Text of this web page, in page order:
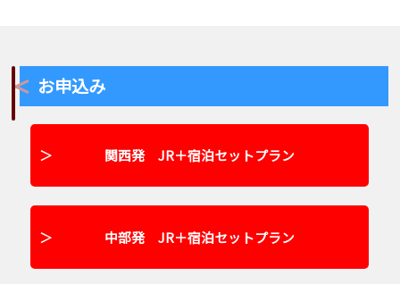
※臨時休館あり
※企画展の休館日は異なる場合が
あります
ラリ）
お申込み
関西発 JR＋宿泊セットプラン
中部発 JR＋宿泊セットプラン